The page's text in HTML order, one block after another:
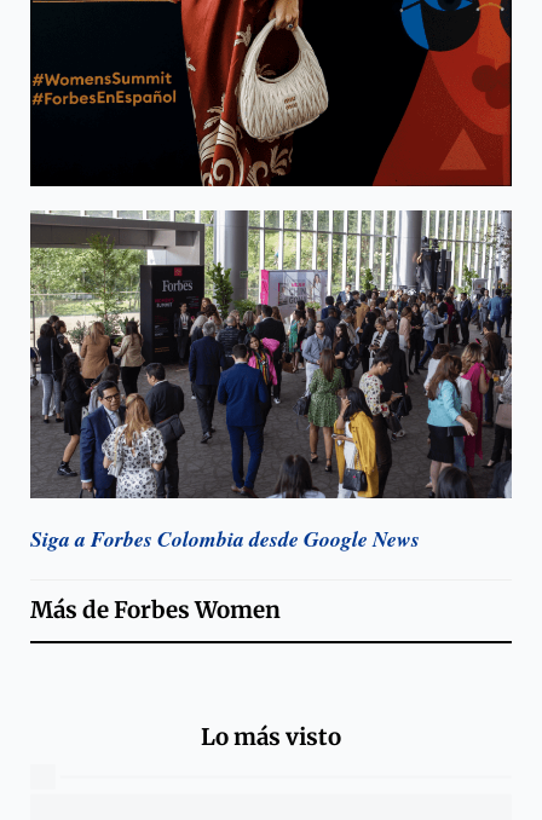
Siga a Forbes Colombia desde Google News
Más deForbes Women
Lo más visto